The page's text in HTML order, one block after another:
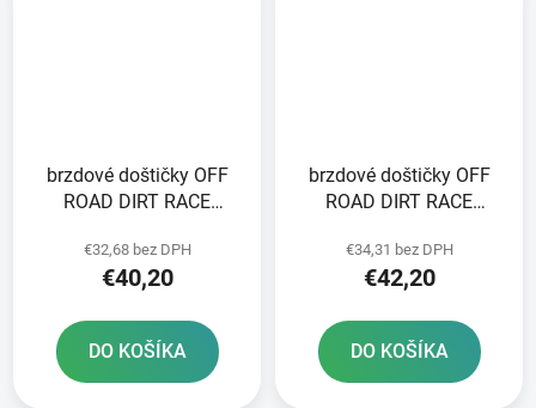
brzdové doštičky OFF
ROAD DIRT RACE
ks v balení
€32,68 bez DPH
€40,20
DO KOŠÍKA
brzdové doštičky OFF
ROAD DIRT RACE
ks v balení
€34,31 bez DPH
€42,20
DO KOŠÍKA